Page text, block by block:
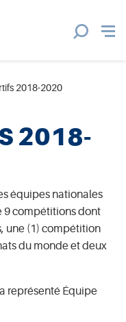
2018-2020
2018-
équipes nationales
9 compétitions dont
une (1) compétition
du monde et deux
a représenté Équipe